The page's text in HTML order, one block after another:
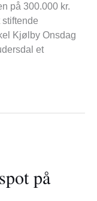
på 300.000 kr.
Kjølby Onsdag
et
på